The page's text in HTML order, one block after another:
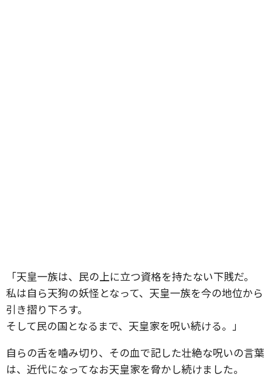
「天皇一族は、民の上に立つ資格を持たない下賎だ。
私は自ら天狗の妖怪となって、天皇一族を今の地位から
引き摺り下ろす。
そして民の国となるまで、天皇家を呪い続ける。」
自らの舌を噛み切り、その血で記した壮絶な呪いの言葉
は、近代になってなお天皇家を脅かし続けました。